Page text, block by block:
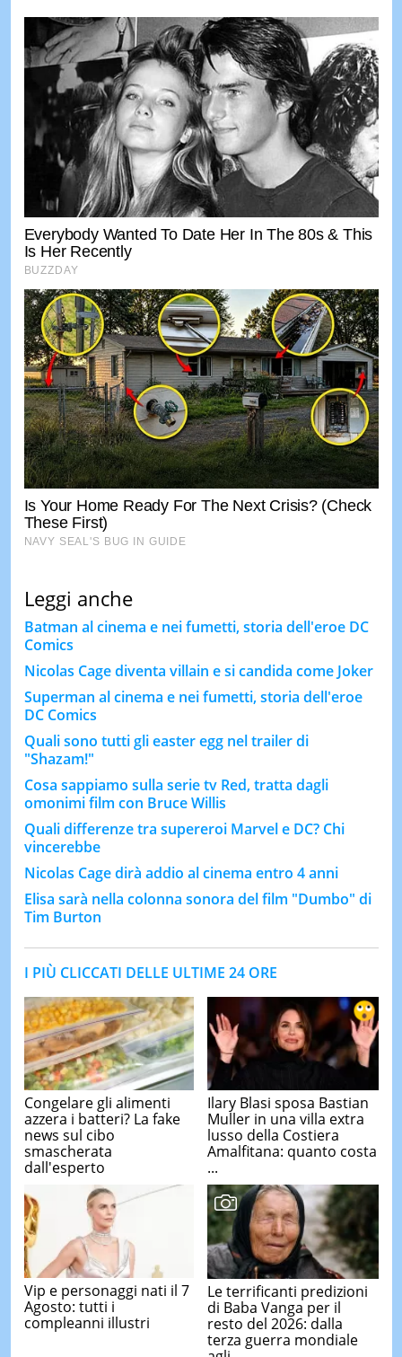
Leggi anche
Batman al cinema e nei fumetti, storia dell'eroe DC
Comics
Nicolas Cage diventa villain e si candida come Joker
Superman al cinema e nei fumetti, storia dell'eroe
DC Comics
Quali sono tutti gli easter egg nel trailer di
"Shazam!"
Cosa sappiamo sulla serie tv Red, tratta dagli
omonimi film con Bruce Willis
Quali differenze tra supereroi Marvel e DC? Chi
vincerebbe
Nicolas Cage dirà addio al cinema entro 4 anni
Elisa sarà nella colonna sonora del film "Dumbo" di
Tim Burton
I PIÙ CLICCATI DELLE ULTIME 24 ORE
Congelare gli alimenti
azzera i batteri? La fake
news sul cibo
smascherata
dall'esperto
Ilary Blasi sposa Bastian
Muller in una villa extra
lusso della Costiera
Amalfitana: quanto costa
...
Vip e personaggi nati il 7
Agosto: tutti i
compleanni illustri
Le terrificanti predizioni
di Baba Vanga per il
resto del 2026: dalla
terza guerra mondiale